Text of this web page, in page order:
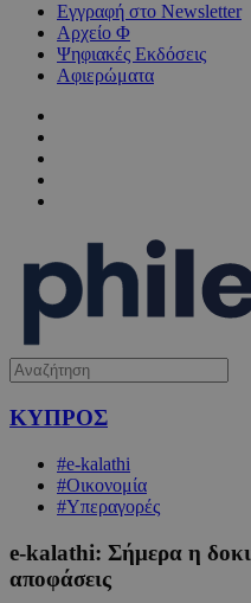
Εγγραφή στο Newsletter
Αρχείο Φ
Ψηφιακές Εκδόσεις
Αφιερώματα
ΚΥΠΡΟΣ
#e-kalathi
#Οικονομία
#Υπεραγορές
e-kalathi: Σήμερα η
αποφάσεις